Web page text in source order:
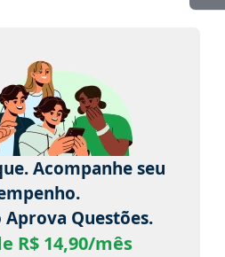
Acompanhe seu
Aprova Questões.
R$ 14,90/mês